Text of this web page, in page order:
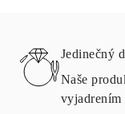
Portugalska a
Podrobnosti o
nájdete včasto
Jedinečný
Naše